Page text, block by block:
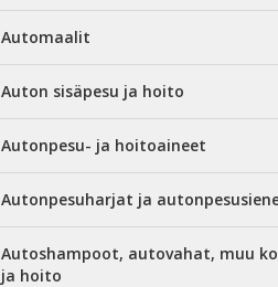
Automaalit
Auton sisäpesu ja hoito
Autonpesu- ja hoitoaineet
Autonpesuharjat ja
Autoshampoot, autovahat, muu
ja hoito